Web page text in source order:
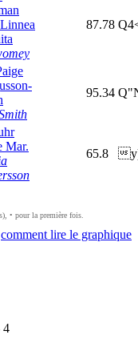
87.78
95.34
Mar.
65.8
• pour la première fois.
comment lire le graphique
4